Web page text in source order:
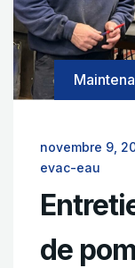
novembre 9,
evac-eau
de